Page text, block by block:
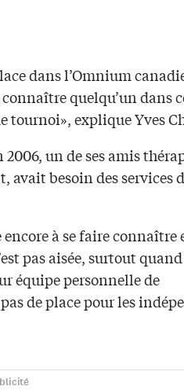
dans l’Omnium
quelqu’un dans
tournoi», explique Yves
un de ses amis
besoin des services
à se faire connaître
pas aisée, surtout
équipe personnelle de
de place pour les